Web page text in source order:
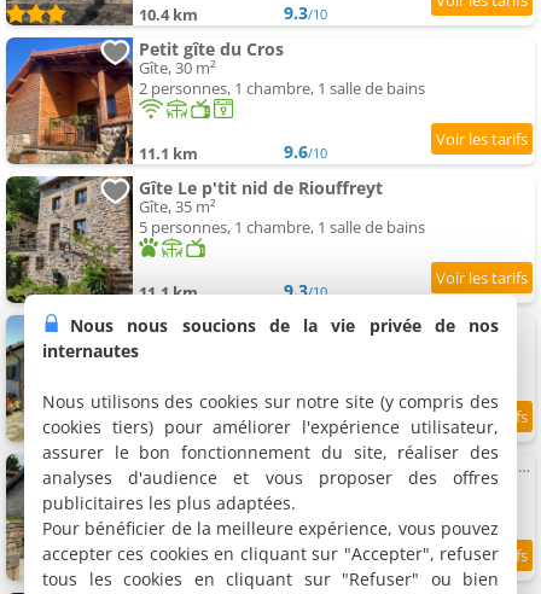
10.4 km 9.3/10
Petit gîte du Cros
Gîte, 30 m²
2 personnes, 1 chambre, 1 salle de bains
11.1 km 9.6/10
Gîte Le p'tit nid de Riouffreyt
Gîte, 35 m²
5 personnes, 1 chambre, 1 salle de bains
11.1 km 9.3/10
La Bergerie les Pierres du Chomeil
11.3 km
Gite de groupe à la campagne - idéal pour un week-end entre amis ou famille
Maison de vacances, 170 m²
14 personnes, 4 chambres, 2 salles de bains
11.3 km
Nous nous soucions de la vie privée de nos
internautes
Nous utilisons des cookies sur notre site (y compris des
cookies tiers) pour améliorer l'expérience utilisateur,
assurer le bon fonctionnement du site, réaliser des
analyses d'audience et vous proposer des offres
publicitaires les plus adaptées.
Pour bénéficier de la meilleure expérience, vous pouvez
accepter ces cookies en cliquant sur "Accepter", refuser
tous les cookies en cliquant sur "Refuser" ou bien